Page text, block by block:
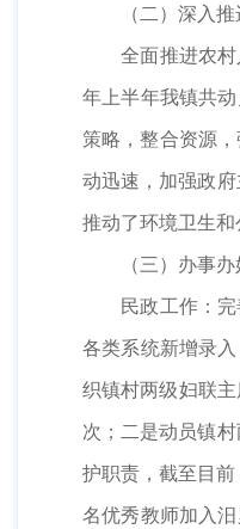
（二）深入推
全面推进农村人
年上半年我镇共
策略，整合资源
动迅速，加强政
推动了环境卫生和
（三）办事办
民政工作：完善
各类系统新增录
织镇村两级妇联
次；二是动员镇
护职责，截至目
名优秀教师加入